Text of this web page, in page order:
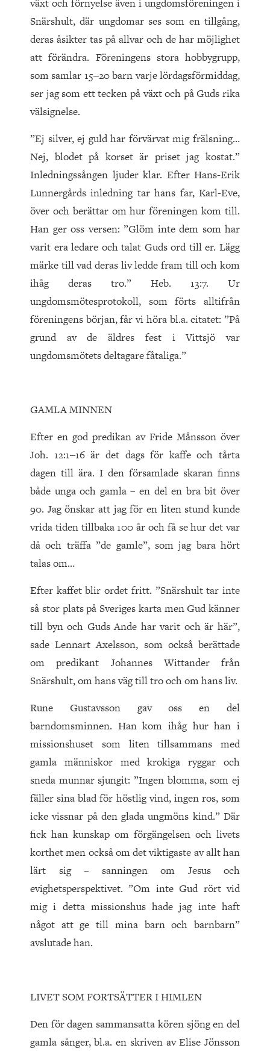
växt och förnyelse även i ungdomsföreningen i
Snärshult, där ungdomar ses som en tillgång,
deras åsikter tas på allvar och de har möjlighet
att förändra. Föreningens stora hobbygrupp,
som samlar 15‒20 barn varje lördagsförmiddag,
ser jag som ett tecken på växt och på Guds rika
välsignelse.
”Ej silver, ej guld har förvärvat mig frälsning…
Nej, blodet på korset är priset jag kostat.”
Inledningssången ljuder klar. Efter Hans-Erik
Lunnergårds inledning tar hans far, Karl-Eve,
över och berättar om hur föreningen kom till.
Han ger oss versen: ”Glöm inte dem som har
varit era ledare och talat Guds ord till er. Lägg
märke till vad deras liv ledde fram till och kom
ihåg deras tro.” Heb. 13:7. Ur
ungdomsmötesprotokoll, som förts alltifrån
föreningens början, får vi höra bl.a. citatet: ”På
grund av de äldres fest i Vittsjö var
ungdomsmötets deltagare fåtaliga.”
GAMLA MINNEN
Efter en god predikan av Fride Månsson över
Joh. 12:1‒16 är det dags för kaffe och tårta
dagen till ära. I den församlade skaran finns
både unga och gamla – en del en bra bit över
90. Jag önskar att jag för en liten stund kunde
vrida tiden tillbaka 100 år och få se hur det var
då och träffa ”de gamle”, som jag bara hört
talas om…
Efter kaffet blir ordet fritt. ”Snärshult tar inte
så stor plats på Sveriges karta men Gud känner
till byn och Guds Ande har varit och är här”,
sade Lennart Axelsson, som också berättade
om predikant Johannes Wittander från
Snärshult, om hans väg till tro och om hans liv.
Rune Gustavsson gav oss en del
barndomsminnen. Han kom ihåg hur han i
missionshuset som liten tillsammans med
gamla människor med krokiga ryggar och
sneda munnar sjungit: ”Ingen blomma, som ej
fäller sina blad för höstlig vind, ingen ros, som
icke vissnar på den glada ungmöns kind.” Där
fick han kunskap om förgängelsen och livets
korthet men också om det viktigaste av allt han
lärt sig – sanningen om Jesus och
evighetsperspektivet. ”Om inte Gud rört vid
mig i detta missionshus hade jag inte haft
något att ge till mina barn och barnbarn”
avslutade han.
LIVET SOM FORTSÄTTER I HIMLEN
Den för dagen sammansatta kören sjöng en del
gamla sånger, bl.a. en skriven av Elise Jönsson